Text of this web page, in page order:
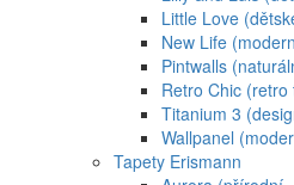
Little Love
New Life
Pintwalls
Retro Chic (retro
Titanium 3
Wallpanel
Tapety Erismann